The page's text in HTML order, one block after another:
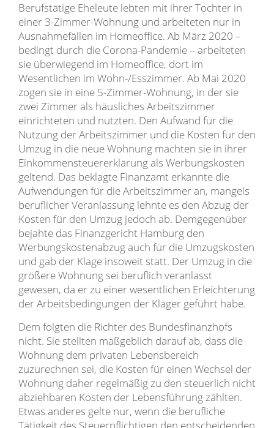
Berufstätige Eheleute lebten mit ihrer Tochter in
einer 3-Zimmer-Wohnung und arbeiteten nur in
Ausnahmefällen im Homeoffice. Ab März 2020 –
bedingt durch die Corona-Pandemie – arbeiteten
sie überwiegend im Homeoffice, dort im
Wesentlichen im Wohn-/Esszimmer. Ab Mai 2020
zogen sie in eine 5-Zimmer-Wohnung, in der sie
zwei Zimmer als häusliches Arbeitszimmer
einrichteten und nutzten. Den Aufwand für die
Nutzung der Arbeitszimmer und die Kosten für den
Umzug in die neue Wohnung machten sie in ihrer
Einkommensteuererklärung als Werbungskosten
geltend. Das beklagte Finanzamt erkannte die
Aufwendungen für die Arbeitszimmer an, mangels
beruflicher Veranlassung lehnte es den Abzug der
Kosten für den Umzug jedoch ab. Demgegenüber
bejahte das Finanzgericht Hamburg den
Werbungskostenabzug auch für die Umzugskosten
und gab der Klage insoweit statt. Der Umzug in die
größere Wohnung sei beruflich veranlasst
gewesen, da er zu einer wesentlichen Erleichterung
der Arbeitsbedingungen der Kläger geführt habe.
Dem folgten die Richter des Bundesfinanzhofs
nicht. Sie stellten maßgeblich darauf ab, dass die
Wohnung dem privaten Lebensbereich
zuzurechnen sei, die Kosten für einen Wechsel der
Wohnung daher regelmäßig zu den steuerlich nicht
abziehbaren Kosten der Lebensführung zählten.
Etwas anderes gelte nur, wenn die berufliche